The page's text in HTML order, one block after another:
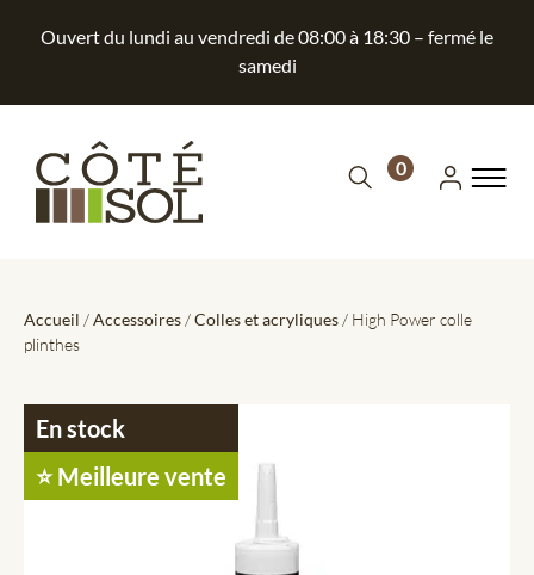
Ouvert du lundi au vendredi de 08:00 à 18:30 – fermé le
samedi
0
Accueil /Accessoires /Colles et acryliques / High Power colle
plinthes
En stock
⭐️ Meilleure vente